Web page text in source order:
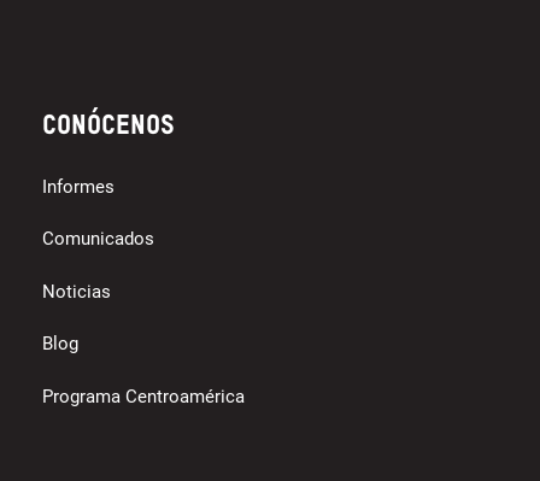
Conócenos
Informes
Comunicados
Noticias
Blog
Programa Centroamérica